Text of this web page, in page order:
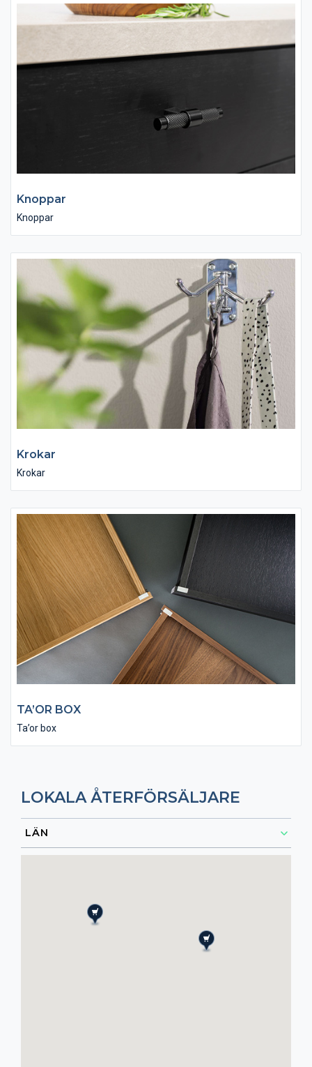
Knoppar
Knoppar
Krokar
Krokar
TA’OR BOX
Ta’or box
LOKALA ÅTERFÖRSÄLJARE